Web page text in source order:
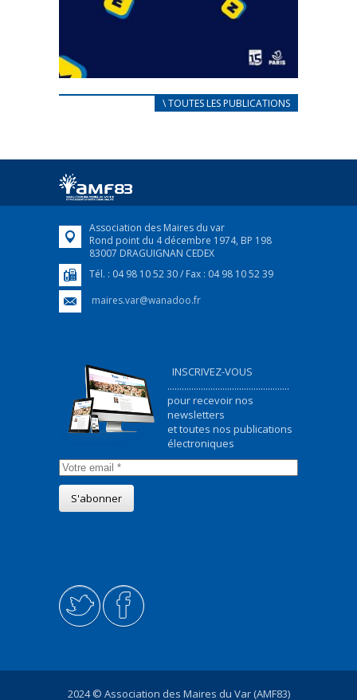
CARNET D’ACCUEIL
Afin d’accompagner au mieux les réfugiés
FEUILLETER
\ TOUTES LES PUBLICATIONS
Association des Maires du var
Rond point du 4 décembre 1974, BP 198
83007 DRAGUIGNAN CEDEX
Tél. : 04 98 10 52 30 / Fax : 04 98 10 52 39
maires.var@wanadoo.fr
INSCRIVEZ-VOUS
...................................................
pour recevoir nos
newsletters
et toutes nos publications
électroniques
2024 © Association des Maires du Var (AMF83)